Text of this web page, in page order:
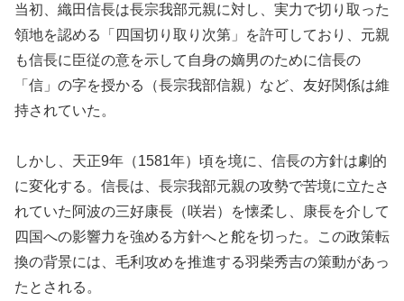
当初、織田信長は長宗我部元親に対し、実力で切り取った
領地を認める「四国切り取り次第」を許可しており、元親
も信長に臣従の意を示して自身の嫡男のために信長の
「信」の字を授かる（長宗我部信親）など、友好関係は維
持されていた。
しかし、天正9年（1581年）頃を境に、信長の方針は劇的
に変化する。信長は、長宗我部元親の攻勢で苦境に立たさ
れていた阿波の三好康長（咲岩）を懐柔し、康長を介して
四国への影響力を強める方針へと舵を切った。この政策転
換の背景には、毛利攻めを推進する羽柴秀吉の策動があっ
たとされる。